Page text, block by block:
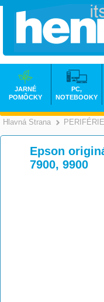
Hlavná Strana PERIFÉRIE
Epson
7900, 9900
JARNÉ
POMÔCKY
PC,
NOTEBOOKY